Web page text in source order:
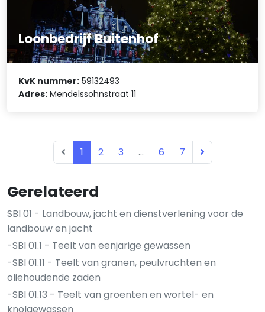
Gerelateerd
SBI 01 - Landbouw, jacht en dienstverlening voor de
landbouw en jacht
-SBI 01.1 - Teelt van eenjarige gewassen
-SBI 01.11 - Teelt van granen, peulvruchten en
oliehoudende zaden
-SBI 01.13 - Teelt van groenten en wortel- en
knolgewassen
Loonbedrijf Buitenhof
KvK nummer: 59132493
Adres: Mendelssohnstraat 11
1 2 3 ... 6 7